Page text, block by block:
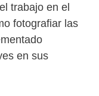
trabajo en el
fotografiar las
en sus